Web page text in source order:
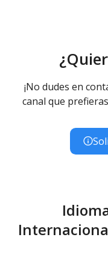
Educación
Educación
Educación
Educación
¡No dudes en
canal que